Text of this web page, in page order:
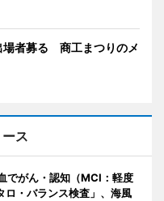
場者募る 商工まつりのメ
ス
でがん・認知（MCI：軽度
ロ・バランス検査」、海風